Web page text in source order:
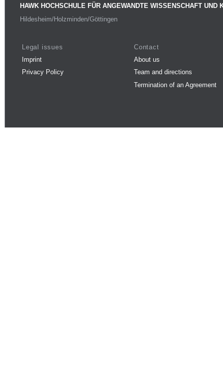
HAWK HOCHSCHULE FÜR ANGEWANDTE WISSENSCHAFT UND
Hildesheim/Holzminden/Göttingen
Legal issues
Imprint
Privacy Policy
Contact
About us
Team and directions
Termination of an Agreement